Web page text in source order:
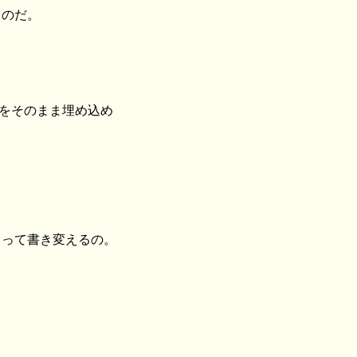
だ。
そのまま埋め込め
て書き変えるの。